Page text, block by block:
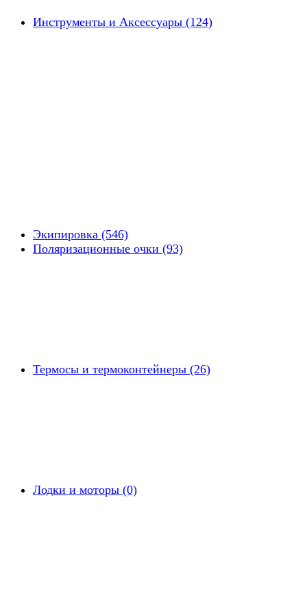
Инструменты и Аксессуары (124)
Экипировка (546)
Поляризационные очки (93)
Термосы и термоконтейнеры (26)
Лодки и моторы (0)